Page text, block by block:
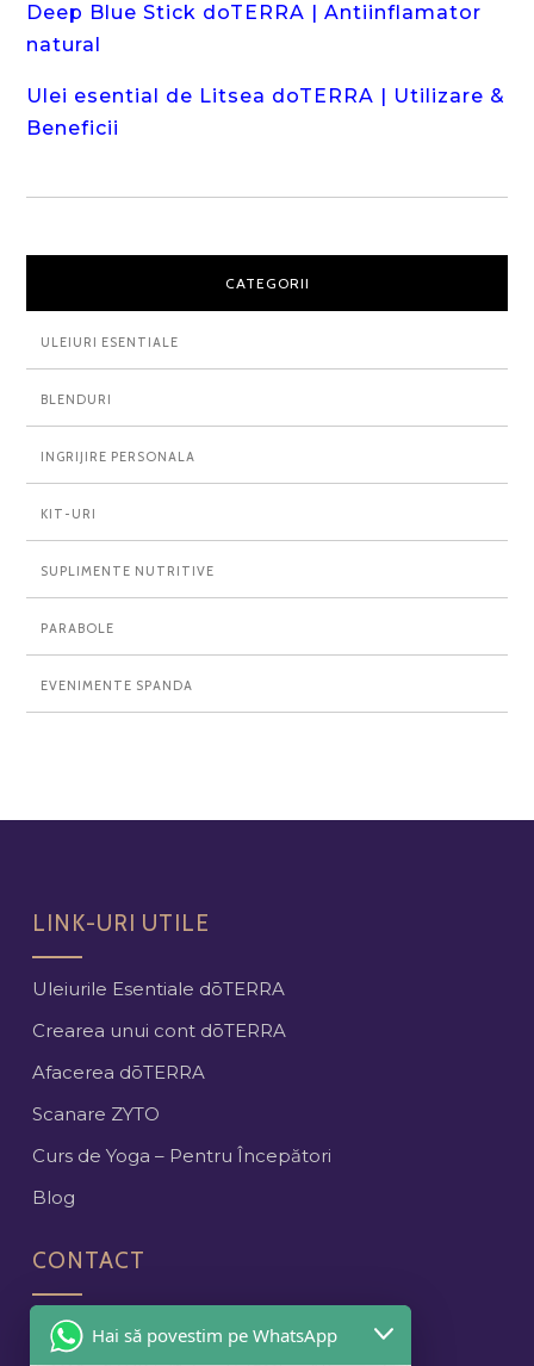
Deep Blue Stick doTERRA | Antiinflamator
natural
Ulei esential de Litsea doTERRA | Utilizare &
Beneficii
CATEGORII
ULEIURI ESENTIALE
BLENDURI
INGRIJIRE PERSONALA
KIT-URI
SUPLIMENTE NUTRITIVE
PARABOLE
EVENIMENTE SPANDA
LINK-URI UTILE
Uleiurile Esentiale dōTERRA
Crearea unui cont dōTERRA
Afacerea dōTERRA
Scanare ZYTO
Curs de Yoga – Pentru Începători
Blog
CONTACT
Cluj-NapocaHai să povestim pe WhatsApp